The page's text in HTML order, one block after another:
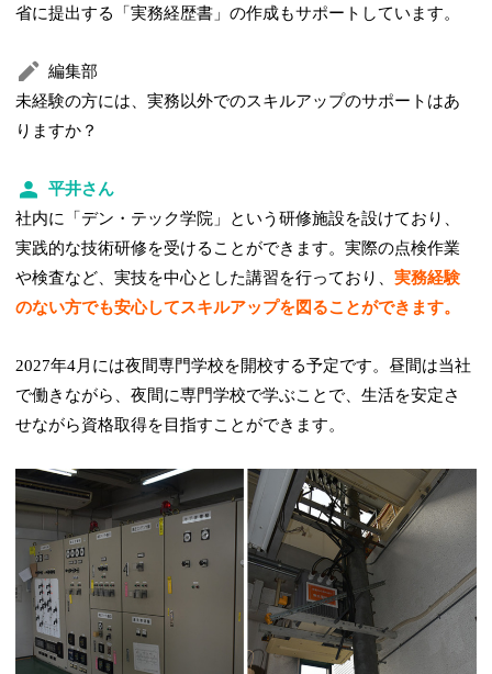
省に提出する「実務経歴書」の作成もサポートしています。
編集部
未経験の方には、実務以外でのスキルアップのサポートはあ
りますか？
平井さん
社内に「デン・テック学院」という研修施設を設けており、
実践的な技術研修を受けることができます。実際の点検作業
や検査など、実技を中心とした講習を行っており、実務経験
のない方でも安心してスキルアップを図ることができます。
2027年4月には夜間専門学校を開校する予定です。昼間は当社
で働きながら、夜間に専門学校で学ぶことで、生活を安定さ
せながら資格取得を目指すことができます。